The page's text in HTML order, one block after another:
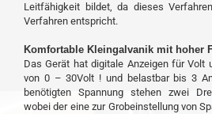
Leitfähigkeit bildet, da dieses
Verfahren entspricht.
Komfortable Kleingalvanik mit hoher
Das Gerät hat digitale Anzeigen für Volt
von 0 – 30Volt ! und belastbar bis 3
benötigten Spannung stehen zwei
wobei der eine zur Grobeinstellung von